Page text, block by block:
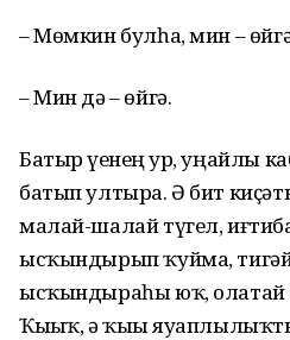
– Мөмкин булһа, мин –
– Мин дә – өйгә.
Батыр үҙенең ҙур, уңайлы
батып ултыра. Ә бит
малай-шалай түгел,
ысҡындырып ҡуйма,
ысҡындыраһы юҡ, олатай
Ҡыҙыҡ, ә ҡыҙы